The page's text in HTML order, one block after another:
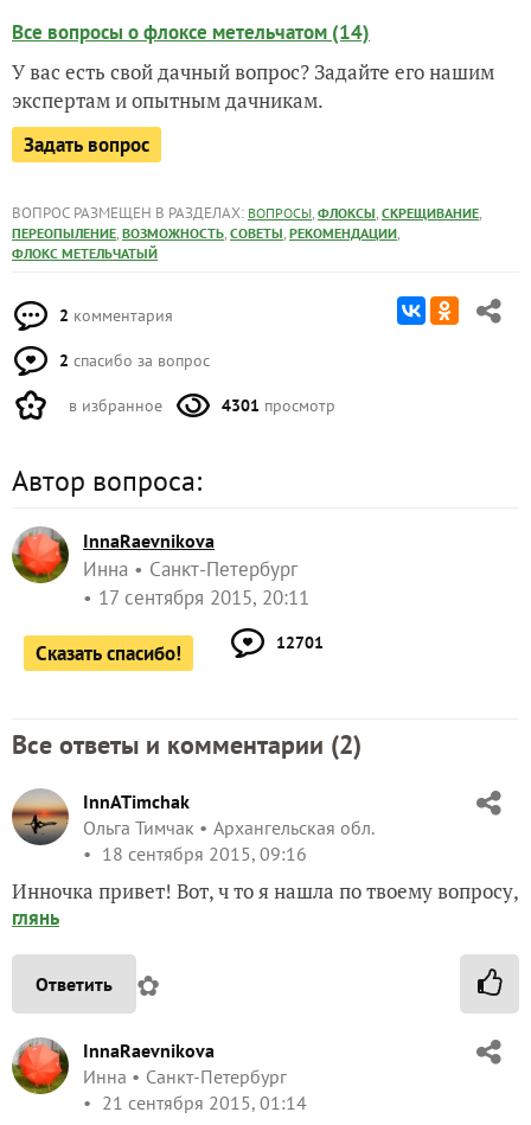
Все вопросы о флоксе метельчатом (14)
У вас есть свой дачный вопрос? Задайте его нашим
экспертам и опытным дачникам.
Задать вопрос
ВОПРОС РАЗМЕЩЕН В РАЗДЕЛАХ: ВОПРОСЫ, ФЛОКСЫ, СКРЕЩИВАНИЕ,
ПЕРЕОПЫЛЕНИЕ, ВОЗМОЖНОСТЬ, СОВЕТЫ, РЕКОМЕНДАЦИИ,
ФЛОКС МЕТЕЛЬЧАТЫЙ
2 комментария
2 спасибо за вопрос
в избранное 4301 просмотр
Автор вопроса:
InnaRaevnikova
Инна
Санкт-Петербург
17 сентября 2015, 20:11
Сказать спасибо! 12701
Все ответы и комментарии (2)
InnATimchak
Ольга Тимчак
Архангельская обл.
18 сентября 2015, 09:16
Инночка привет! Вот, ч то я нашла по твоему вопросу,
глянь
Ответить ✿
InnaRaevnikova
Инна
Санкт-Петербург
21 сентября 2015, 01:14